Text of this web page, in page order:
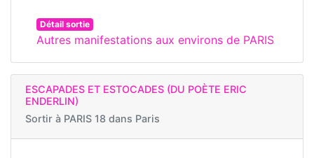
Détail sortie
Autres manifestations aux environs de PARIS
ESCAPADES ET ESTOCADES (DU POÈTE ERIC
ENDERLIN)
Sortir à PARIS 18 dans Paris